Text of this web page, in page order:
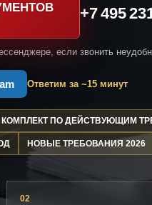
+7 495
если звонить
Ответим за ~15 минут
КОМПЛЕКТ ПО ДЕЙСТВУЮЩИМ
НОВЫЕ ТРЕБОВАНИЯ 2026
02